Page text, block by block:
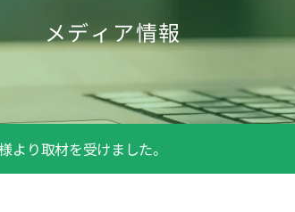
メディア情報
より取材を受けました。